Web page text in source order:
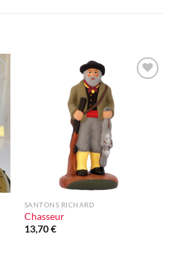
SANTONS RICHARD
Chasseur
13,70€